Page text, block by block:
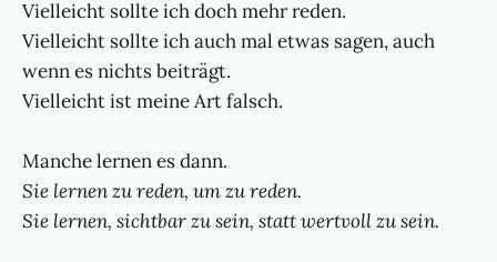
Vielleicht sollte ich doch mehr reden.
Vielleicht sollte ich auch mal etwas sagen, auch
wenn es nichts beiträgt.
Vielleicht ist meine Art falsch.
Manche lernen es dann.
Sie lernen zu reden, um zu reden.
Sie lernen, sichtbar zu sein, statt wertvoll zu sein.